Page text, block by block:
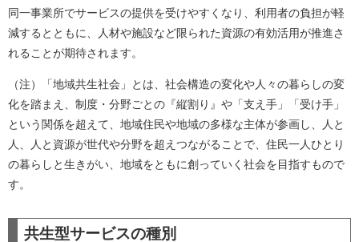
同一事業所でサービスの提供を受けやすくなり、利用者の負担が軽
減するとともに、人材や施設など限られた資源の有効活用が推進さ
れることが期待されます。
（注）「地域共生社会」とは、社会構造の変化や人々の暮らしの変
化を踏まえ、制度・分野ごとの『縦割り』や「支え手」「受け手」
という関係を超えて、地域住民や地域の多様な主体が参画し、人と
人、人と資源が世代や分野を超えつながることで、住民一人ひとり
の暮らしと生きがい、地域をともに創っていく社会を目指すもので
す。
共生型サービスの種別